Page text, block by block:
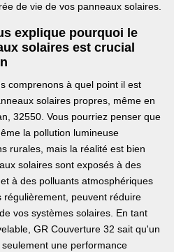
de vie de vos panneaux solaires.
explique pourquoi le
solaires est crucial
comprenons à quel point il est
solaires propres, même en
32550. Vous pourriez penser que
la pollution lumineuse
rurales, mais la réalité est bien
solaires sont exposés à des
à des polluants atmosphériques
peuvent réduire
vos systèmes solaires. En tant
GR Couverture 32 sait qu'un
une performance